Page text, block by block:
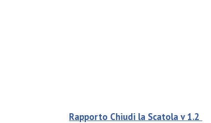
Rapporto Chiudi la Scatola v 1.2